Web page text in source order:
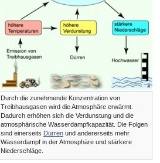
Durch die zunehmende Konzentration von
Treibhausgasen wird die Atmosphäre erwärmt.
Dadurch erhöhen sich die Verdunstung und die
atmosphärische Wasserdampfkapazität. Die Folgen
sind einerseits Dürrenund andererseits mehr
Wasserdampf in der Atmosphäre und stärkere
Niederschläge.